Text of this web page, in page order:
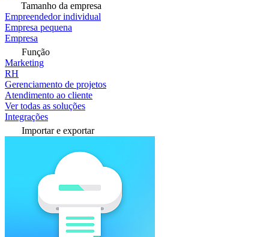
Tamanho da empresa
Empreendedor individual
Empresa pequena
Empresa
Função
Marketing
RH
Gerenciamento de projetos
Atendimento ao cliente
Ver todas as soluções
Integrações
Importar e exportar